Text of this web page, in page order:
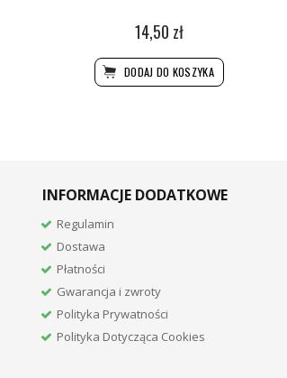
14,50 zł
DODAJ DO KOSZYKA
INFORMACJE DODATKOWE
Regulamin
Dostawa
Płatności
Gwarancja i zwroty
Polityka Prywatności
Polityka Dotycząca Cookies